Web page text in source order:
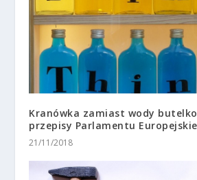
Kranówka zamiast wody
przepisy Parlamentu
21/11/2018